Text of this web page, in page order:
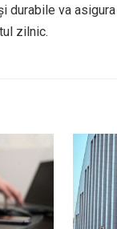
durabile va
zilnic.